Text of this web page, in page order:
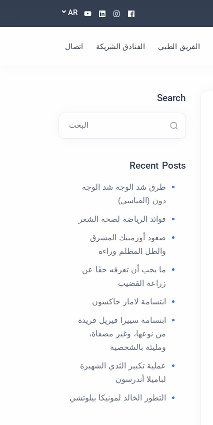
Facebook
Instagram
Linkedin
Youtube
AR
الفريق الطبي الفنادق الشريكة اتصال
Search
البحث
Recent Posts
طرق شد الوجه شد الوجه
دون (القياسي)
فوائد الرياضة لصحة الشعر
صعود أوزمبيك المشرق
والظل المظلم وراءه
ما يجب أن تعرفه حقًا عن
زراعة القضيب
ابتسامة لامار جاكسون
ابتسامة سييرا فيريل فريدة
من نوعها، وغير مصفاة،
ومليئة بالشخصية
عملية تكبير الثدي الشهيرة
لباميلا أندرسون
التطور الخالد لمونيكا بيلوتشي